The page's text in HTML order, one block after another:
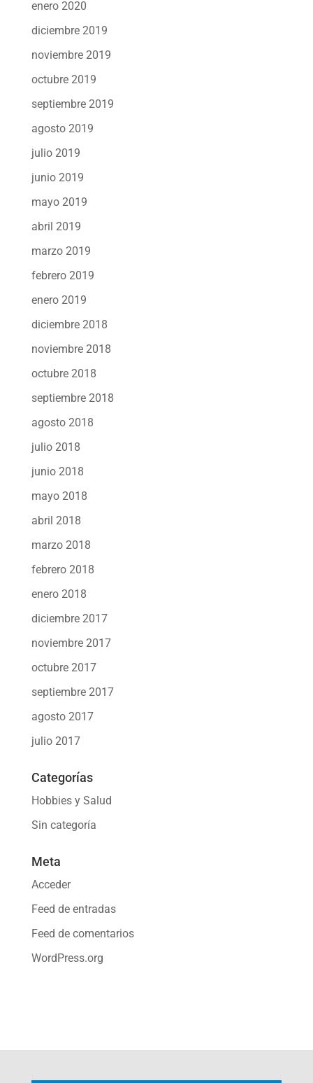
enero 2020
diciembre 2019
noviembre 2019
octubre 2019
septiembre 2019
agosto 2019
julio 2019
junio 2019
mayo 2019
abril 2019
marzo 2019
febrero 2019
enero 2019
diciembre 2018
noviembre 2018
octubre 2018
septiembre 2018
agosto 2018
julio 2018
junio 2018
mayo 2018
abril 2018
marzo 2018
febrero 2018
enero 2018
diciembre 2017
noviembre 2017
octubre 2017
septiembre 2017
agosto 2017
julio 2017
Categorías
Hobbies y Salud
Sin categoría
Meta
Acceder
Feed de entradas
Feed de comentarios
WordPress.org